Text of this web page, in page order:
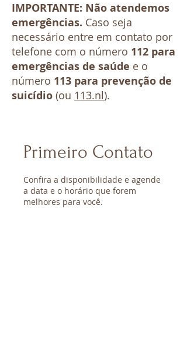
IMPORTANTE: Não atendemos
emergências. Caso seja
necessário entre em contato por
telefone com o número 112 para
emergências de saúde e o
número 113 para prevenção de
suicídio (ou 113.nl).
Primeiro Contato
Confira a disponibilidade e agende
a data e o horário que forem
melhores para você.